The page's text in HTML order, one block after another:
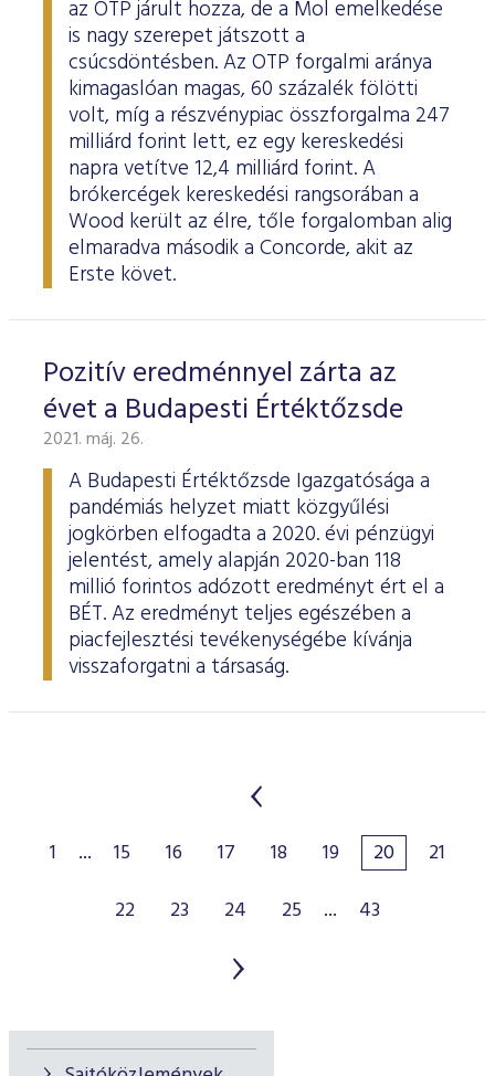
az OTP járult hozza, de a Mol emelkedése
is nagy szerepet játszott a
csúcsdöntésben. Az OTP forgalmi aránya
kimagaslóan magas, 60 százalék fölötti
volt, míg a részvénypiac összforgalma 247
milliárd forint lett, ez egy kereskedési
napra vetítve 12,4 milliárd forint. A
brókercégek kereskedési rangsorában a
Wood került az élre, tőle forgalomban alig
elmaradva második a Concorde, akit az
Erste követ.
Pozitív eredménnyel zárta az
évet a Budapesti Értéktőzsde
2021. máj. 26.
A Budapesti Értéktőzsde Igazgatósága a
pandémiás helyzet miatt közgyűlési
jogkörben elfogadta a 2020. évi pénzügyi
jelentést, amely alapján 2020-ban 118
millió forintos adózott eredményt ért el a
BÉT. Az eredményt teljes egészében a
piacfejlesztési tevékenységébe kívánja
visszaforgatni a társaság.
1 ... 15 16 17 18 19 20
21
22
23 24 25 ... 43